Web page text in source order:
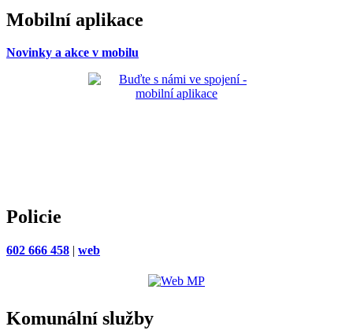
Mobilní aplikace
Novinky a akce v mobilu
Policie
602 666 458 | web
Komunální služby